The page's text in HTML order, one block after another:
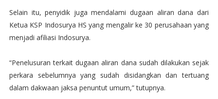
Selain itu, penyidik juga mendalami dugaan aliran dana dari
Ketua KSP Indosurya HS yang mengalir ke 30 perusahaan yang
menjadi afiliasi Indosurya.
“Penelusuran terkait dugaan aliran dana sudah dilakukan sejak
perkara sebelumnya yang sudah disidangkan dan tertuang
dalam dakwaan jaksa penuntut umum,” tutupnya.